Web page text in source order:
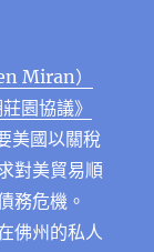
Miran）
園協議》
美國以關稅
對美貿易順
務危機。
佛州的私人